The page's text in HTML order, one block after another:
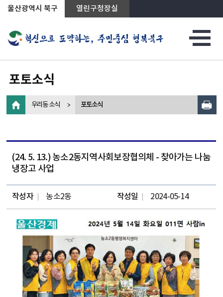
상단메뉴로 바로가기
전체메뉴로 바로가기
왼쪽메뉴로 바로가기
본문으로 바로가기
울산광역시 북구 열린구청장실
포토소식
우리동 소식 포토소식
(24. 5. 13.) 농소2동지역사회보장협의체 - 찾아가는 나눔
냉장고 사업
작성자 농소2동 작성일 2024-05-14